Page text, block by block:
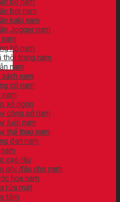
bơi nam
kaki nam
Jogger nam
hồ nam
thời trang nam
nam
xách nam
cổ nam
nam
xỏ ngón
công sở nam
lười nam
thể thao nam
đan nam
cạo râu
gội đầu cho nam
hoa nam
rửa mặt
tắm